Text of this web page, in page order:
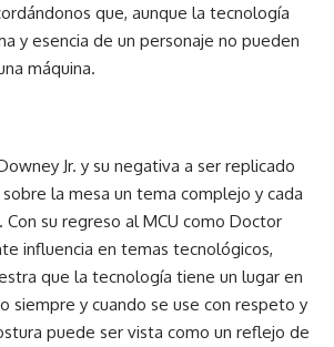
que, aunque la tecnología
y esencia de un personaje no pueden
máquina.
Jr. y su negativa a ser replicado
la mesa un tema complejo y cada
su regreso al MCU como Doctor
influencia en temas tecnológicos,
que la tecnología tiene un lugar en
siempre y cuando se use con respeto y
puede ser vista como un reflejo de